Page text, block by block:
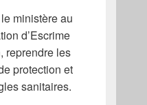
ministère au
d’Escrime
reprendre les
protection et
sanitaires.